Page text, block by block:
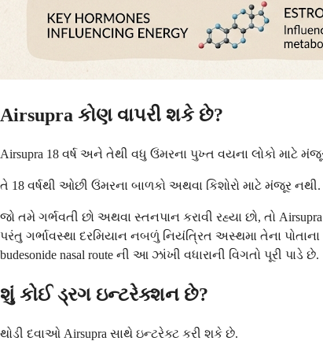
Airsupra કોણ વાપરી શકે છે?
Airsupra 18 વર્ષ અને તેથી વધુ ઉંમરના પુખ્ત વયના લોકો માટે
તે 18 વર્ષથી ઓછી ઉંમરના બાળકો અથવા કિશોરો માટે મંજૂર
જો તમે ગર્ભવતી છો અથવા સ્તનપાન કરાવી રહ્યા છો, તો
પરંતુ ગર્ભાવસ્થા દરમિયાન નબળું નિયંત્રિત અસ્થમા તેના
budesonide nasal route ની આ ઝાંખી વધારાની વિગતો પૂરી પાડે છે.
શું કોઈ ડ્રગ ઇન્ટરેક્શન છે?
થોડી દવાઓ Airsupra સાથે ઇન્ટરેક્ટ કરી શકે છે.